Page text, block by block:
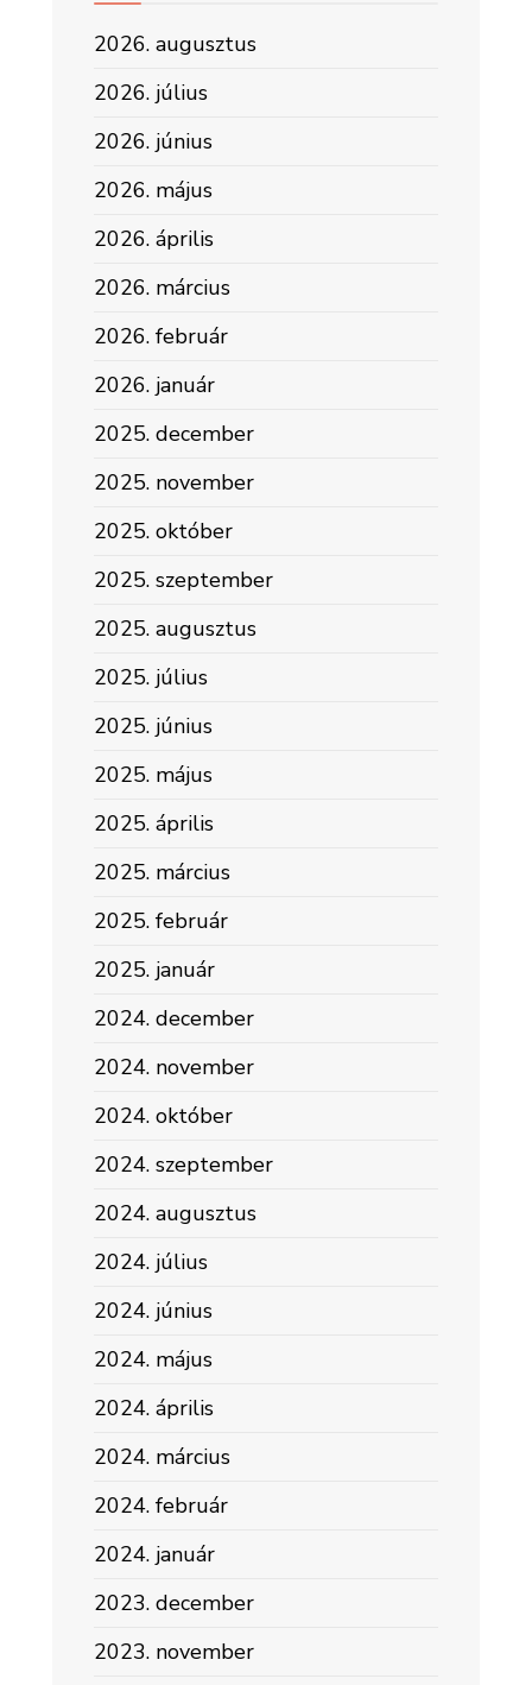
2026. augusztus
2026. július
2026. június
2026. május
2026. április
2026. március
2026. február
2026. január
2025. december
2025. november
2025. október
2025. szeptember
2025. augusztus
2025. július
2025. június
2025. május
2025. április
2025. március
2025. február
2025. január
2024. december
2024. november
2024. október
2024. szeptember
2024. augusztus
2024. július
2024. június
2024. május
2024. április
2024. március
2024. február
2024. január
2023. december
2023. november